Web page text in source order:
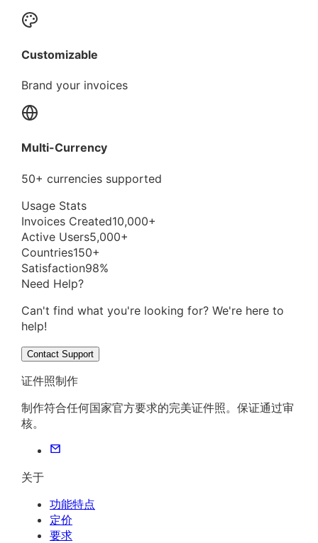
Customizable
Brand your invoices
Multi-Currency
50+ currencies supported
Usage Stats
Invoices Created10,000+
Active Users5,000+
Countries150+
Satisfaction98%
Need Help?
Can't find what you're looking for? We're here to
help!
Contact Support
证件照制作
制作符合任何国家官方要求的完美证件照。保证通过审
核。
关于
功能特点
定价
要求